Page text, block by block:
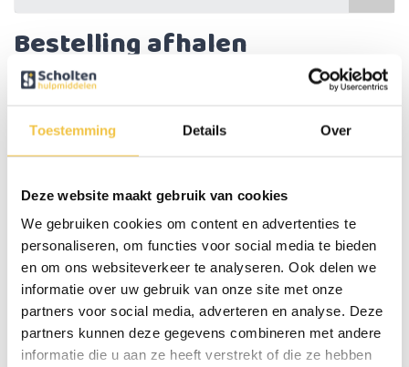
Toestemming Details Over
Deze website maakt gebruik van cookies
We gebruiken cookies om content en advertenties te
personaliseren, om functies voor social media te bieden
en om ons websiteverkeer te analyseren. Ook delen we
informatie over uw gebruik van onze site met onze
partners voor social media, adverteren en analyse. Deze
partners kunnen deze gegevens combineren met andere
informatie die u aan ze heeft verstrekt of die ze hebben
Bestelling afhalen
We werken voornamelijk via onze webshop, waarbij we de
fysieke winkel hebben waar al onze producten uitgestald staan,
beschikken we wel over een kleine showroom op ons kantoor.
producten kunnen we desgewenst uit het magazijn halen.
Als je een product wilt afhalen of bekijken, is dit altijd mogelijk na
telefonisch contact. We zijn gevestigd aan de Achterbroek 15 in
Milsbeek. Neem gerust contact op om een afspraak te maken.
Mocht je meteen iets willen aanschaffen/meenemen dan kunnen
we dit direct uit ons magazijn halen. Betalen kan bij ons met pin of
contant.